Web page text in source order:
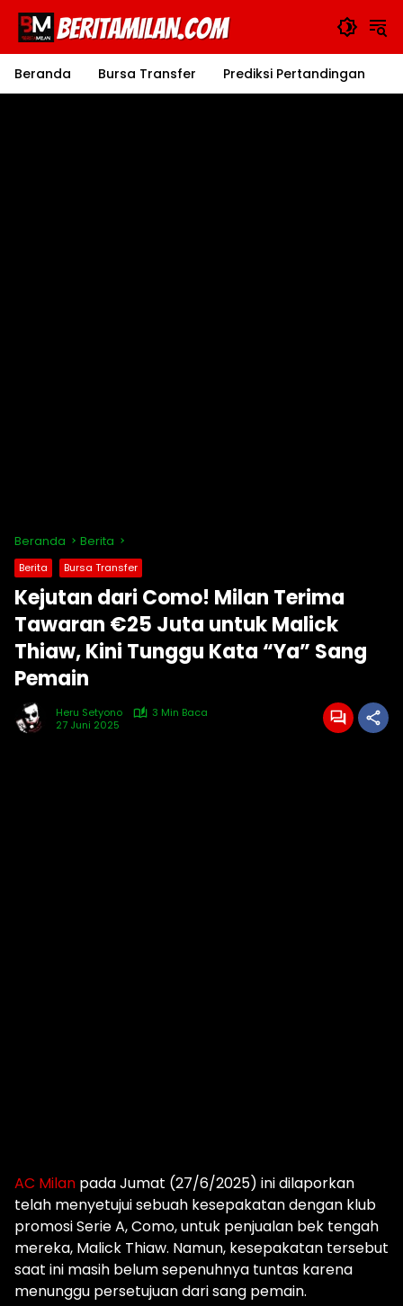
Langsung
konten
Beranda
Bursa Transfer Prediksi Pertandingan
Beranda Berita
Berita Bursa Transfer
Kejutan dari Como! Milan Terima
Tawaran €25 Juta untuk Malick
Thiaw, Kini Tunggu Kata “Ya” Sang
Pemain
Heru Setyono
3 Min Baca
27 Juni 2025
AC Milan pada Jumat (27/6/2025) ini dilaporkan
telah menyetujui sebuah kesepakatan dengan klub
promosi Serie A, Como, untuk penjualan bek tengah
mereka, Malick Thiaw. Namun, kesepakatan tersebut
saat ini masih belum sepenuhnya tuntas karena
menunggu persetujuan dari sang pemain.